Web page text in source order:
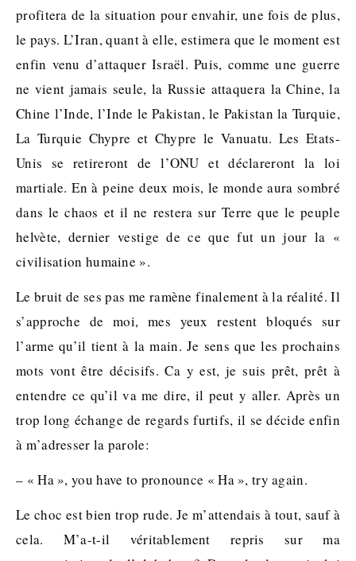
profitera de la situation pour envahir, une fois de plus,
le pays. L’Iran, quant à elle, estimera que le moment est
enfin venu d’attaquer Israël. Puis, comme une guerre
ne vient jamais seule, la Russie attaquera la Chine, la
Chine l’Inde, l’Inde le Pakistan, le Pakistan la Turquie,
La Turquie Chypre et Chypre le Vanuatu. Les Etats-
Unis se retireront de l’ONU et déclareront la loi
martiale. En à peine deux mois, le monde aura sombré
dans le chaos et il ne restera sur Terre que le peuple
helvète, dernier vestige de ce que fut un jour la «
civilisation humaine ».
Le bruit de ses pas me ramène finalement à la réalité. Il
s’approche de moi, mes yeux restent bloqués sur
l’arme qu’il tient à la main. Je sens que les prochains
mots vont être décisifs. Ca y est, je suis prêt, prêt à
entendre ce qu’il va me dire, il peut y aller. Après un
trop long échange de regards furtifs, il se décide enfin
à m’adresser la parole:
– « Ha », you have to pronounce « Ha », try again.
Le choc est bien trop rude. Je m’attendais à tout, sauf à
cela. M’a-t-il véritablement repris sur ma